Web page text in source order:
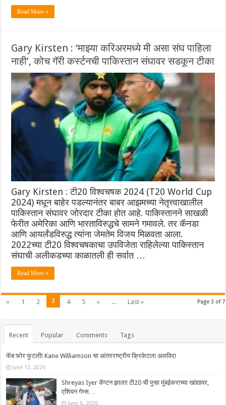
Read More »
Gary Kirsten : ‘माझ्या करिअरमध्ये मी असा संघ पाहिला
नाही’, कोच गॅरी कर्स्टनची पाकिस्तान संघावर सडकून टीका
Gary Kirsten : टी20 विश्वचषक 2024 (T20 World Cup
2024) मधून बाहेर पडल्यानंतर बाबर आझमच्या नेतृत्त्वाखालील
पाकिस्तान संघावर जोरदार टीका होत आहे. पाकिस्तानने साखळी
फेरीत अमेरिका आणि भारताविरुद्धचे सामने गमावले. तर कॅनडा
आणि आयर्लंडविरुद्ध त्यांना जेमतेम विजय मिळवता आला.
2022च्या टी20 विश्वचषकाचा उपविजेता राहिलेल्या पाकिस्तान
संघाची अलीकडच्या काळातली ही सर्वात …
Read More »
Page 3 of 7
« 1 2 3 4 5 » ... Last »
Recent Popular Comments Tags
फॅब फोर फुटली! Kane Williamson चा आंतरराष्ट्रीय क्रिकेटला अलविदा
June 12, 2026
Shreyas Iyer कॅप्टन झाला! टी20 ची पुन्हा मुंबईकराच्या खांद्यावर,
एशियन गेम्स…
June 6, 2026